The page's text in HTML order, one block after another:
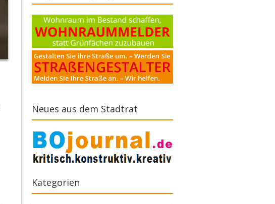
Neues aus dem Stadtrat
Kategorien